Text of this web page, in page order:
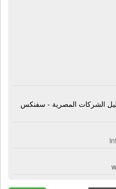
الشركات المصرية - سفنكس